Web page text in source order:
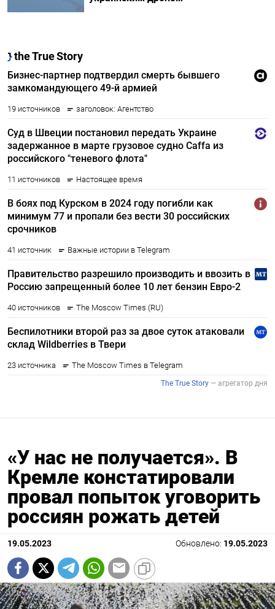
«У нас не получается». В
Кремле констатировали
провал попыток уговорить
россиян рожать детей
19.05.2023 Обновлено: 19.05.2023